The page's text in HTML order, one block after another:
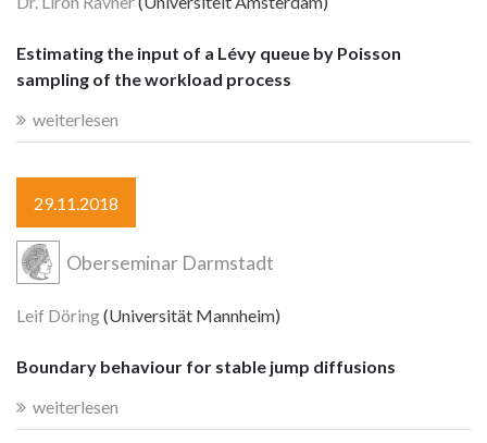
Estimating the input of a Lévy queue by Poisson
sampling of the workload process
weiterlesen
29.11.2018
Oberseminar Darmstadt
Leif Döring(Universität Mannheim)
Boundary behaviour for stable jump diffusions
weiterlesen